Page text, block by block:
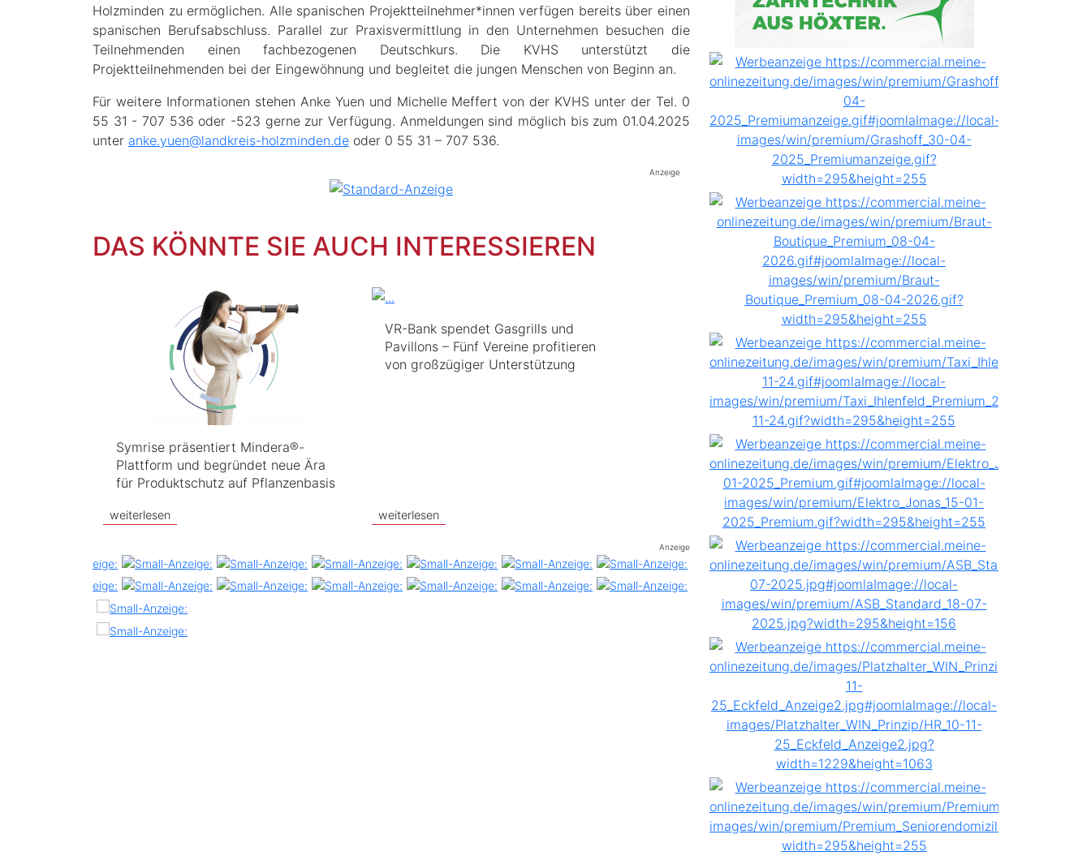
Holzminden zu ermöglichen. Alle spanischen Projektteilnehmer*innen verfügen bereits über einen
spanischen Berufsabschluss. Parallel zur Praxisvermittlung in den Unternehmen besuchen die
Teilnehmenden einen fachbezogenen Deutschkurs. Die KVHS unterstützt die
Projektteilnehmenden bei der Eingewöhnung und begleitet die jungen Menschen von Beginn an.
Für weitere Informationen stehen Anke Yuen und Michelle Meffert von der KVHS unter der Tel. 0
55 31 - 707 536 oder -523 gerne zur Verfügung. Anmeldungen sind möglich bis zum 01.04.2025
unter anke.yuen@landkreis-holzminden.de oder 0 55 31 – 707 536.
Anzeige
DAS KÖNNTE SIE AUCH INTERESSIEREN
Symrise präsentiert Mindera®-
Plattform und begründet neue Ära
für Produktschutz auf Pflanzenbasis
weiterlesen
VR-Bank spendet Gasgrills und
Pavillons – Fünf Vereine profitieren
von großzügiger Unterstützung
weiterlesen
Anzeige